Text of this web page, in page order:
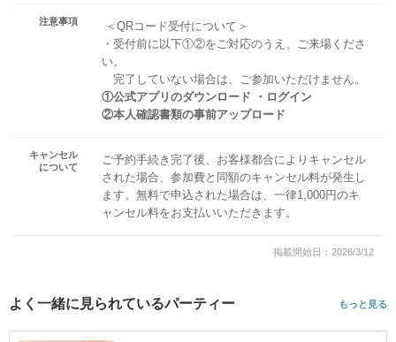
注意事項
＜QRコード受付について＞
・受付前に以下①②をご対応のうえ、ご来場くださ
い。
完了していない場合は、ご参加いただけません。
①公式アプリのダウンロード ・ログイン
②本人確認書類の事前アップロード
キャンセル
について
ご予約手続き完了後、お客様都合によりキャンセル
された場合、参加費と同額のキャンセル料が発生し
ます。無料で申込された場合は、一律1,000円のキ
ャンセル料をお支払いいただきます。
掲載開始日：2026/3/12
よく一緒に見られているパーティー もっと見る